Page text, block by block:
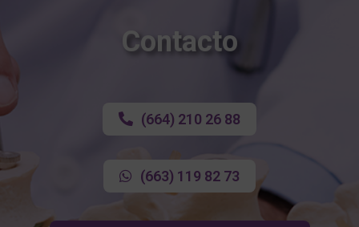
Contacto
(664) 210 26 88
(663) 119 82 73